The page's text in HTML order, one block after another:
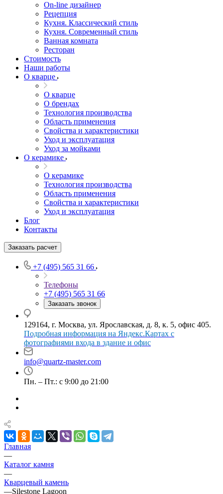
On-line дизайнер
Рецепция
Кухня. Классический стиль
Кухня. Современный стиль
Ванная комната
Ресторан
Стоимость
Наши работы
О кварце
О кварце
О брендах
Технология производства
Область применения
Свойства и характеристики
Уход и эксплуатация
Уход за мойками
О керамике
О керамике
Технология производства
Область применения
Свойства и характеристики
Уход и эксплуатация
Блог
Контакты
Заказать расчет
+7 (495) 565 31 66
Телефоны
+7 (495) 565 31 66
Заказать звонок
129164, г. Москва, ул. Ярославская, д. 8, к. 5, офис 405.
Подробная информация на Яндекс.Картах с
фотографиями входа в здание и офис
info@quartz-master.com
Пн. – Пт.: с 9:00 до 21:00
Главная
—
Каталог камня
—
Кварцевый камень
—Silestone Lagoon